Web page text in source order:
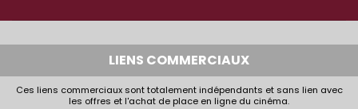
LIENS COMMERCIAUX
Ces liens commerciaux sont totalement indépendants et sans lien avec
les offres et l'achat de place en ligne du cinéma.